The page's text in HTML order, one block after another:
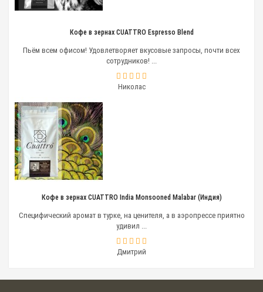
Кофе в зернах CUATTRO Espresso Blend
Пьём всем офисом! Удовлетворяет вкусовые запросы, почти всех
сотрудников! ...
Николас
Кофе в зернах CUATTRO India Monsooned Malabar (Индия)
Специфический аромат в турке, на ценителя, а в аэропрессе приятно
удивил ...
Дмитрий